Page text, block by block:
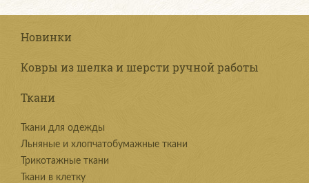
Новинки
Ковры из шелка и шерсти ручной работы
Ткани
Ткани для одежды
Льняные и хлопчатобумажные ткани
Трикотажные ткани
Ткани в клетку